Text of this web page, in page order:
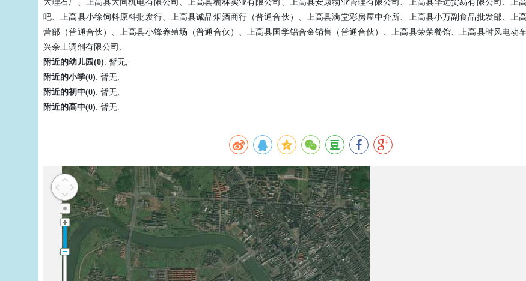
大理石厂、上高县大同机电有限公司、上高县榆林实业有限公司、上高县安康物业管理有限公司、上高县华远贸易有限公司、上
吧、上高县小徐饲料原料批发行、上高县诚品烟酒商行（普通合伙）、上高县满堂彩房屋中介所、上高县小万副食品批发部、上
营部（普通合伙）、上高县小锋养殖场（普通合伙）、上高县国学铝合金销售（普通合伙）、上高县荣荣餐馆、上高县时风电动
兴余土调剂有限公司;
附近的幼儿园(0): 暂无;
附近的小学(0): 暂无;
附近的初中(0): 暂无;
附近的高中(0): 暂无.